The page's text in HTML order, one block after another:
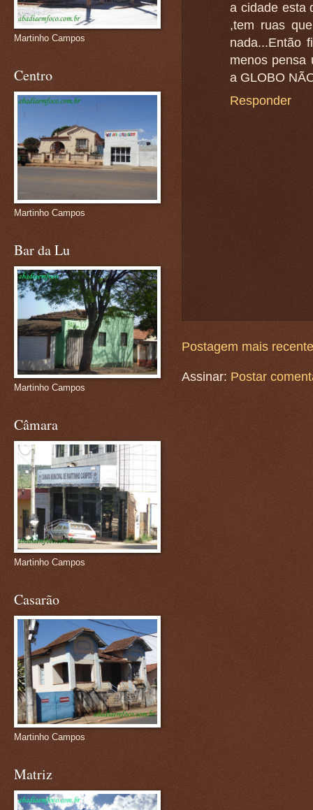
a cidade esta
,tem ruas
nada...Então
menos pensa
a GLOBO
Responder
Postagem mais recente
Assinar: Postar
Martinho Campos
Centro
Martinho Campos
Bar da Lu
Martinho Campos
Câmara
Martinho Campos
Casarão
Martinho Campos
Matriz